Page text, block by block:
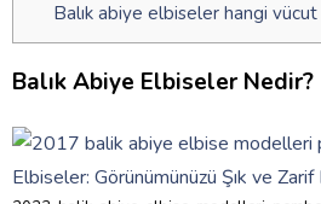
Balık abiye elbiseler hangi
Balık Abiye Elbiseler Nedir?